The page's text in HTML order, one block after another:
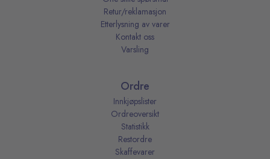
Retur/reklamasjon
Etterlysning av varer
Kontakt oss
Varsling
Ordre
Innkjøpslister
Ordreoversikt
Statistikk
Restordre
Skaffevarer